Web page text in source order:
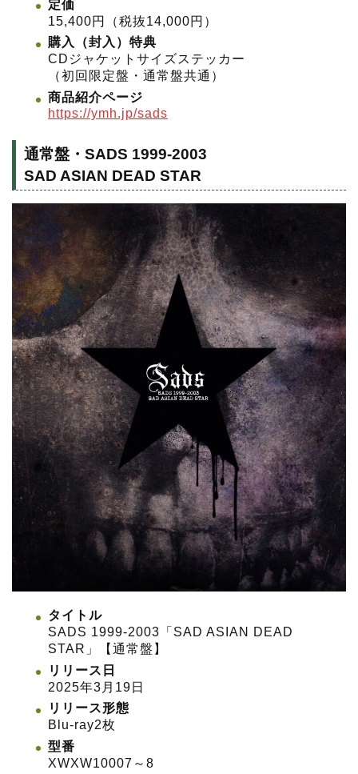
定価
15,400円（税抜14,000円）
購入（封入）特典
CDジャケットサイズステッカー
（初回限定盤・通常盤共通）
商品紹介ページ
https://ymh.jp/sads
通常盤・SADS 1999-2003
SAD ASIAN DEAD STAR
タイトル
SADS 1999-2003「SAD ASIAN DEAD
STAR」【通常盤】
リリース日
2025年3月19日
リリース形態
Blu-ray2枚
型番
XWXW10007～8